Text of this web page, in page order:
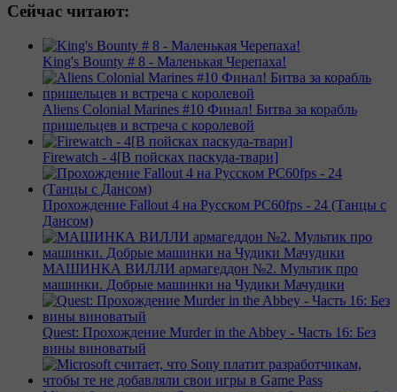
Сейчас читают:
King's Bounty # 8 - Маленькая Черепаха!
Aliens Colonial Marines #10 Финал! Битва за корабль
пришельцев и встреча с королевой
Firewatch - 4[В пойсках паскуда-твари]
Прохождение Fallout 4 на Русском PС60fps - 24 (Танцы с
Дансом)
МАШИНКА ВИЛЛИ армагеддон №2. Мультик про
машинки. Добрые машинки на Чудики Мачудики
Quest: Прохождение Murder in the Abbey - Часть 16: Без
вины виноватый